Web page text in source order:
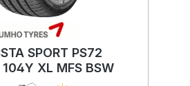
SPORT PS72
XL MFS BSW